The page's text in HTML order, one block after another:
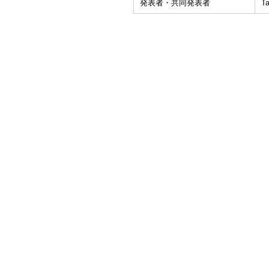
発表者・共同発表者